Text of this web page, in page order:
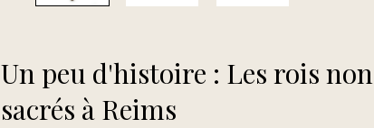
Un peu d'histoire : Les rois non
sacrés à Reims